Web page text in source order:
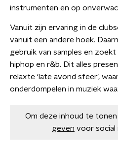
instrumenten en op
Vanuit zijn ervaring in de
vanuit een andere hoek.
gebruik van samples en
hiphop en r&b. Dit alles
relaxte ‘late avond sfeer’,
onderdompelen in muziek
Om deze inhoud te
geven voor social